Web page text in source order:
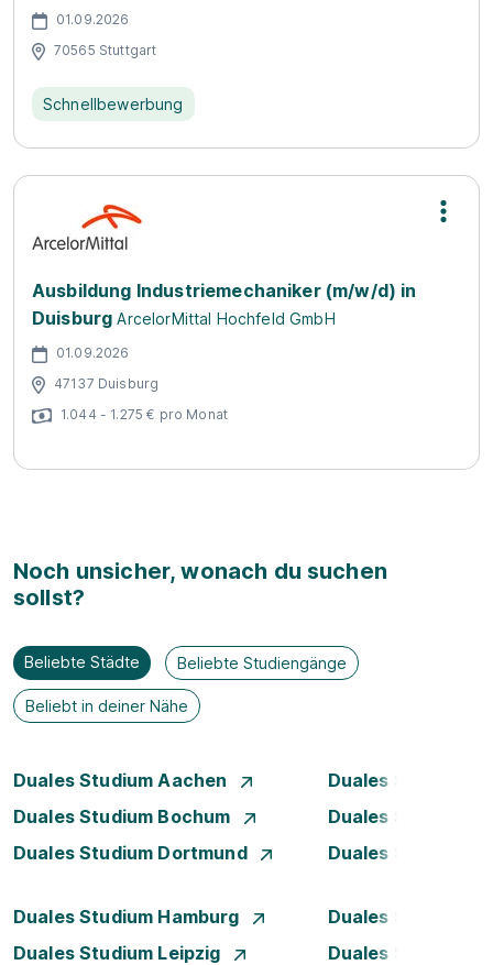
01.09.2026
70565 Stuttgart
Schnellbewerbung
Ausbildung Industriemechaniker (m/w/d) in
Duisburg ArcelorMittal Hochfeld GmbH
01.09.2026
47137 Duisburg
1.044 - 1.275 € pro Monat
Noch unsicher, wonach du suchen
sollst?
Beliebte Städte Beliebte Studiengänge
Beliebt in deiner Nähe
Duales Studium Aachen
Duales Studium
Duales Studium Bochum
Duales Studium
Duales Studium Dortmund
Duales Studium
Duales Studium Hamburg
Duales Studium
Duales Studium Leipzig
Duales Studium